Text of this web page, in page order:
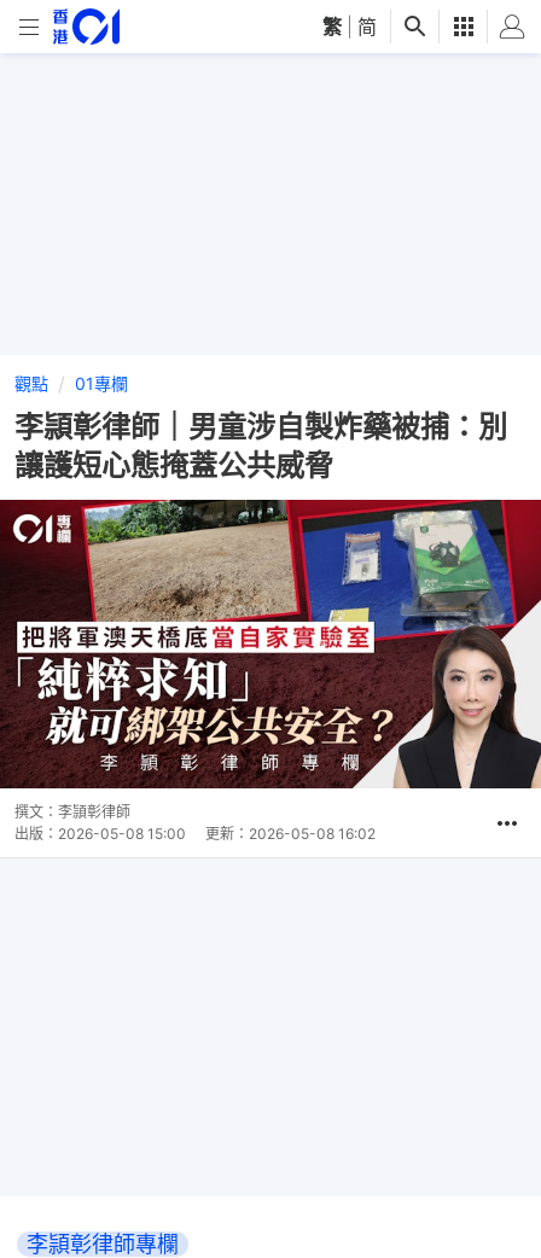
繁 简
觀點 01專欄
李頴彰律師｜男童涉自製炸藥被捕：別
讓護短心態掩蓋公共威脅
撰文： 李頴彰律師
出版： 2026-05-08 15:00 更新： 2026-05-08 16:02
李頴彰律師專欄